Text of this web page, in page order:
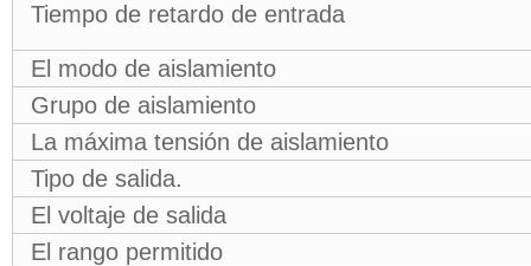
Tiempo de retardo de entrada
El modo de aislamiento
Grupo de aislamiento
La máxima tensión de aislamiento
Tipo de salida.
El voltaje de salida
El rango permitido